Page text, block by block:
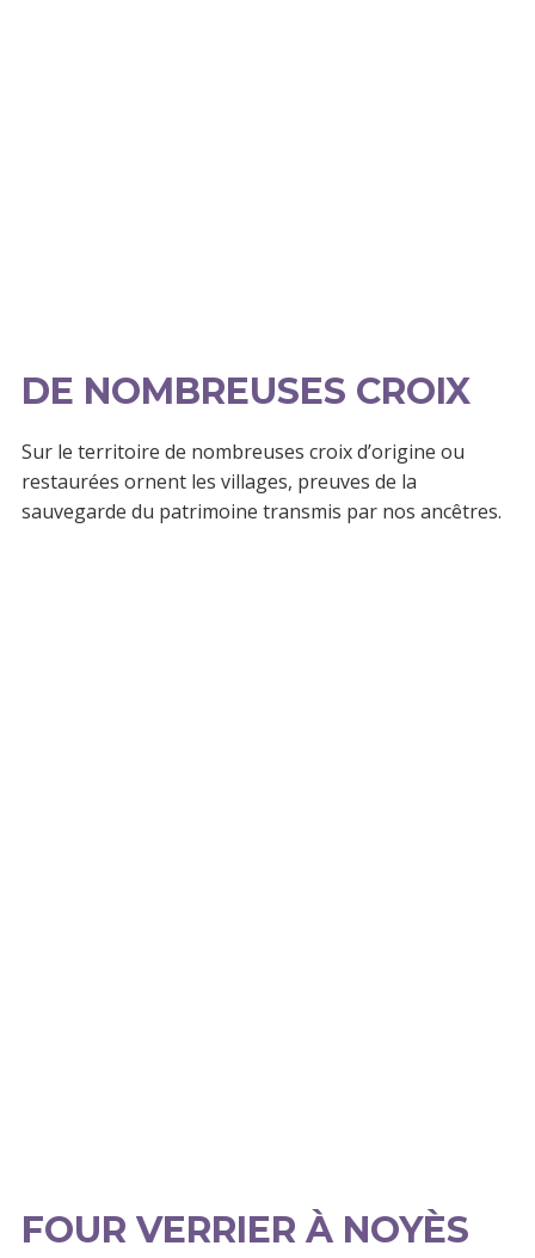
DE NOMBREUSES CROIX
Sur le territoire de nombreuses croix d’origine ou
restaurées ornent les villages, preuves de la
sauvegarde du patrimoine transmis par nos ancêtres.
FOUR VERRIER À NOYÈS